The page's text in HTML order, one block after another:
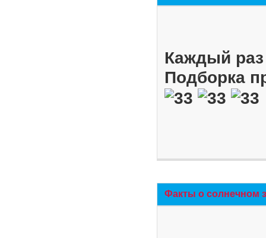
Каждый
Подборка
Факты о солнечном